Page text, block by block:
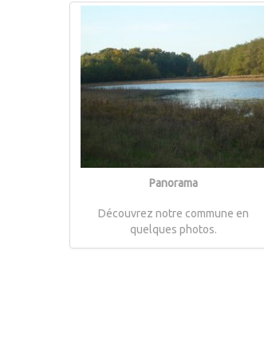
Panorama
Découvrez notre commune en
quelques photos.